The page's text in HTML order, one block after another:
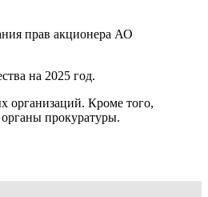
прав акционера АО
на 2025 год.
организаций. Кроме того,
прокуратуры.